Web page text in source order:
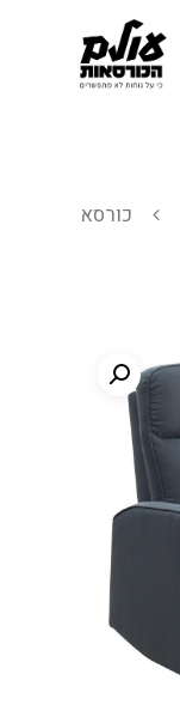
כורסא